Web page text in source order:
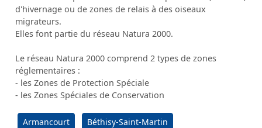
d'hivernage ou de zones de relais à des oiseaux
migrateurs.
Elles font partie du réseau Natura 2000.
Le réseau Natura 2000 comprend 2 types de zones
réglementaires :
- les Zones de Protection Spéciale
- les Zones Spéciales de Conservation
Armancourt Béthisy-Saint-Martin